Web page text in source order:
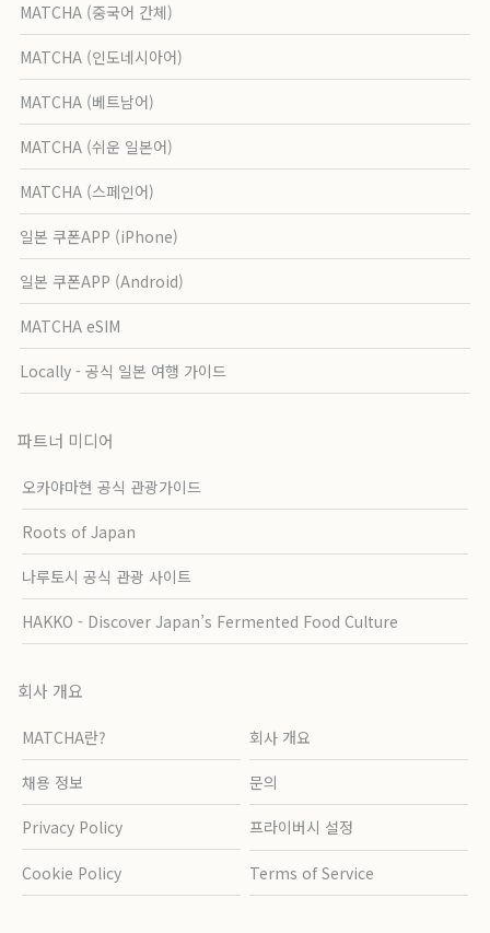
MATCHA (중국어 간체)
MATCHA (인도네시아어)
MATCHA (베트남어)
MATCHA (쉬운 일본어)
MATCHA (스페인어)
일본 쿠폰APP (iPhone)
일본 쿠폰APP (Android)
MATCHA eSIM
Locally - 공식 일본 여행 가이드
파트너 미디어
오카야마현 공식 관광가이드
Roots of Japan
나루토시 공식 관광 사이트
HAKKO - Discover Japan’s Fermented Food Culture
회사 개요
MATCHA란? 회사 개요
채용 정보 문의
Privacy Policy 프라이버시 설정
Cookie Policy Terms of Service